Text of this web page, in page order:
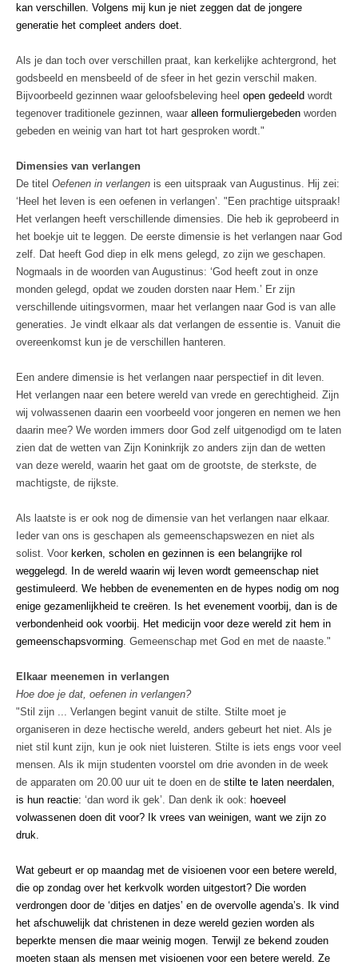
kan verschillen. Volgens mij kun je niet zeggen dat de jongere
generatie het compleet anders doet.
Als je dan toch over verschillen praat, kan kerkelijke achtergrond, het
godsbeeld en mensbeeld of de sfeer in het gezin verschil maken.
Bijvoorbeeld gezinnen waar geloofsbeleving heel open gedeeld wordt
tegenover traditionele gezinnen, waar alleen formuliergebeden worden
gebeden en weinig van hart tot hart gesproken wordt."
Dimensies van verlangen
De titel Oefenen in verlangen is een uitspraak van Augustinus. Hij zei:
‘Heel het leven is een oefenen in verlangen’. "Een prachtige uitspraak!
Het verlangen heeft verschillende dimensies. Die heb ik geprobeerd in
het boekje uit te leggen. De eerste dimensie is het verlangen naar God
zelf. Dat heeft God diep in elk mens gelegd, zo zijn we geschapen.
Nogmaals in de woorden van Augustinus: ‘God heeft zout in onze
monden gelegd, opdat we zouden dorsten naar Hem.’ Er zijn
verschillende uitingsvormen, maar het verlangen naar God is van alle
generaties. Je vindt elkaar als dat verlangen de essentie is. Vanuit die
overeenkomst kun je de verschillen hanteren.
Een andere dimensie is het verlangen naar perspectief in dit leven.
Het verlangen naar een betere wereld van vrede en gerechtigheid. Zijn
wij volwassenen daarin een voorbeeld voor jongeren en nemen we hen
daarin mee? We worden immers door God zelf uitgenodigd om te laten
zien dat de wetten van Zijn Koninkrijk zo anders zijn dan de wetten
van deze wereld, waarin het gaat om de grootste, de sterkste, de
machtigste, de rijkste.
Als laatste is er ook nog de dimensie van het verlangen naar elkaar.
Ieder van ons is geschapen als gemeenschapswezen en niet als
solist. Voor kerken, scholen en gezinnen is een belangrijke rol
weggelegd. In de wereld waarin wij leven wordt gemeenschap niet
gestimuleerd. We hebben de evenementen en de hypes nodig om nog
enige gezamenlijkheid te creëren. Is het evenement voorbij, dan is de
verbondenheid ook voorbij. Het medicijn voor deze wereld zit hem in
gemeenschapsvorming. Gemeenschap met God en met de naaste."
Elkaar meenemen in verlangen
Hoe doe je dat, oefenen in verlangen?
"Stil zijn ... Verlangen begint vanuit de stilte. Stilte moet je
organiseren in deze hectische wereld, anders gebeurt het niet. Als je
niet stil kunt zijn, kun je ook niet luisteren. Stilte is iets engs voor veel
mensen. Als ik mijn studenten voorstel om drie avonden in de week
de apparaten om 20.00 uur uit te doen en de stilte te laten neerdalen,
is hun reactie: ‘dan word ik gek’. Dan denk ik ook: hoeveel
volwassenen doen dit voor? Ik vrees van weinigen, want we zijn zo
druk.
Wat gebeurt er op maandag met de visioenen voor een betere wereld,
die op zondag over het kerkvolk worden uitgestort? Die worden
verdrongen door de ‘ditjes en datjes’ en de overvolle agenda’s. Ik vind
het afschuwelijk dat christenen in deze wereld gezien worden als
beperkte mensen die maar weinig mogen. Terwijl ze bekend zouden
moeten staan als mensen met visioenen voor een betere wereld. Ze